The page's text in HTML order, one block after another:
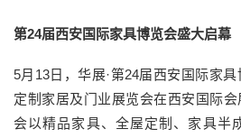
第24届西安国际家具博览会盛大启幕
5月13日，华展·第24届西安国际家
定制家居及门业展览会在西安国际
会以精品家具、全屋定制、家具半